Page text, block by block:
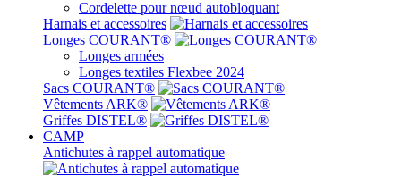
Cordelette pour nœud autobloquant
Harnais et accessoires
Longes COURANT®
Longes armées
Longes textiles Flexbee 2024
Sacs COURANT®
Vêtements ARK®
Griffes DISTEL®
CAMP
Antichutes à rappel automatique